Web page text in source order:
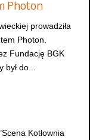
Photon
prowadziła
Photon.
Fundację BGK
do...
Kotłownia